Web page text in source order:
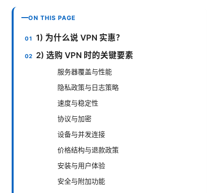
ON THIS PAGE
1) 为什么说 VPN 实惠？
2) 选购 VPN 时的关键要素
服务器覆盖与性能
隐私政策与日志策略
速度与稳定性
协议与加密
设备与并发连接
价格结构与退款政策
安装与用户体验
安全与附加功能